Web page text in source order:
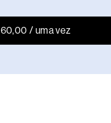
60,00 / uma vez